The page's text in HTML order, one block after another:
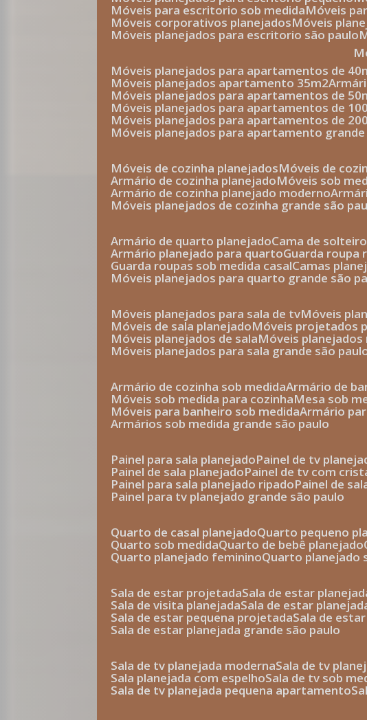
móveis para escritorio sob medida móveis
móveis corporativos planejados móveis
móveis planejados para escritorio são paulo
móveis planejados para apartamentos de
móveis planejados apartamento 35m2
móveis planejados para apartamentos de
móveis planejados para apartamentos de
móveis planejados para apartamentos de
móveis planejados para apartamento
móveis de cozinha planejados
móveis de
armário de cozinha planejado móveis sob
armário de cozinha planejado moderno
móveis planejados de cozinha grande são
armário de quarto planejado cama de
armário planejado para quarto guarda
guarda roupas sob medida casal camas
móveis planejados para quarto grande são
móveis planejados para sala de tv
móveis
móveis de sala planejado móveis projetados
móveis planejados de sala móveis
móveis planejados para sala grande são
armário de cozinha sob medida armário de
móveis sob medida para cozinha mesa sob
móveis para banheiro sob medida armário
armários sob medida grande são paulo
painel para sala planejado painel de tv
painel de sala planejado painel de tv com
painel para sala planejado ripado painel de
painel para tv planejado grande são paulo
quarto de casal planejado
quarto pequeno
quarto sob medida quarto de bebê planejado
quarto planejado feminino quarto planejado
sala de estar projetada sala de estar
sala de visita planejada sala de estar
sala de estar pequena projetada sala de
sala de estar planejada grande são paulo
sala de tv planejada moderna sala de tv
sala planejada com espelho sala de tv sob
sala de tv planejada pequena apartamento